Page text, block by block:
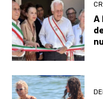
A